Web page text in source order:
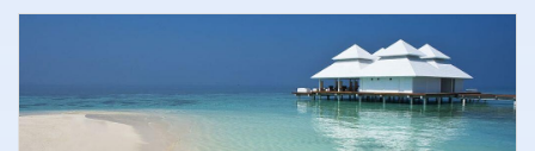
fioritura del plancton, si raduna offrendo uno spettacolo unico
a coloro che amano fare snorkeling. La vegetazione è verde e
rigogliosa e accoglie una struttura di lusso dove potersi